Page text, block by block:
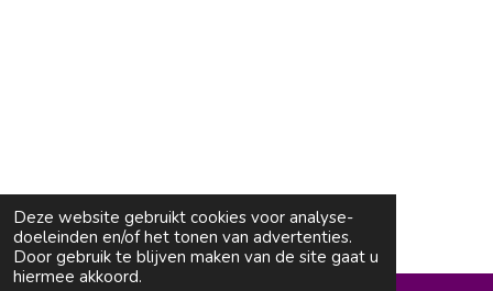
Deze website gebruikt cookies voor analyse-
doeleinden en/of het tonen van advertenties.
Door gebruik te blijven maken van de site gaat u
hiermee akkoord.